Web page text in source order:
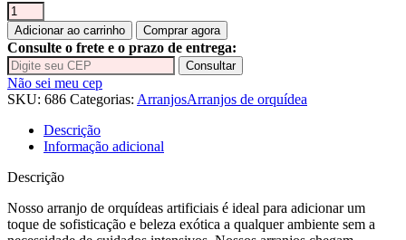
Arranjo
com
quatro
orquídeas
vermelha
vaso
cerâmica
branco
Brilhante
quantidade
Adicionar ao carrinho Comprar agora
Consulte o frete e o prazo de entrega:
Consultar
Não sei meu cep
SKU: 686 Categorias: ArranjosArranjos de orquídea
Descrição
Informação adicional
Descrição
Nosso arranjo de orquídeas artificiais é ideal para adicionar um
toque de sofisticação e beleza exótica a qualquer ambiente sem a